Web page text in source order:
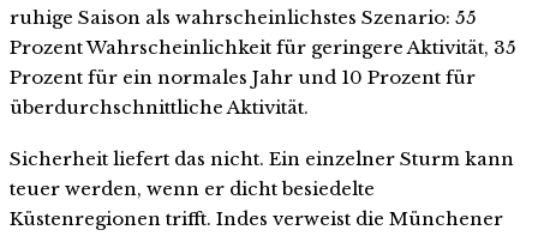
ruhige Saison als wahrscheinlichstes Szenario: 55
Prozent Wahrscheinlichkeit für geringere Aktivität, 35
Prozent für ein normales Jahr und 10 Prozent für
überdurchschnittliche Aktivität.
Sicherheit liefert das nicht. Ein einzelner Sturm kann
teuer werden, wenn er dicht besiedelte
Küstenregionen trifft. Indes verweist die Münchener